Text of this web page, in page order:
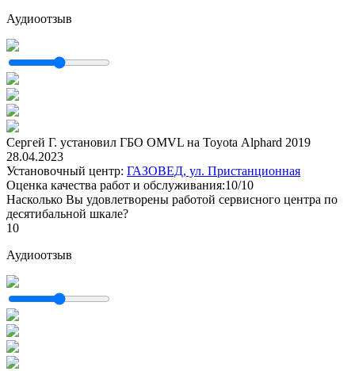
Аудиоотзыв
Сергей Г. установил ГБО OMVL на Toyota Alphard 2019
28.04.2023
Установочный центр: ГАЗОВЕД, ул. Пристанционная
Оценка качества работ и обслуживания:10/10
Насколько Вы удовлетворены работой сервисного центра по
десятибальной шкале?
10
Аудиоотзыв